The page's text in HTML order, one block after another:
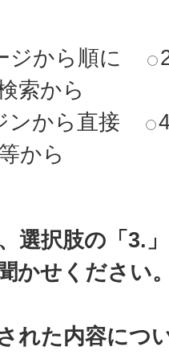
ジから順に
索から
ンから直接
から
選択肢の「3.
かせください
れた内容につ